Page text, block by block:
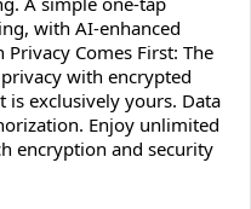
with AI-enhanced
Comes First: The
with encrypted
is exclusively yours. Data
Enjoy unlimited
encryption and security